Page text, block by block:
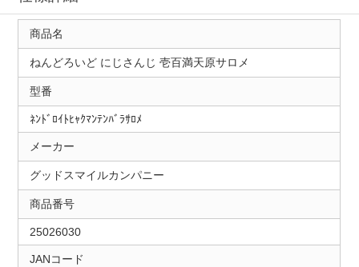
商品名
ねんどろいど にじさんじ 壱百満天原サロメ
型番
ﾈﾝﾄﾞﾛｲﾄﾋｬｸﾏﾝﾃﾝﾊﾞﾗｻﾛﾒ
メーカー
グッドスマイルカンパニー
商品番号
25026030
JANコード